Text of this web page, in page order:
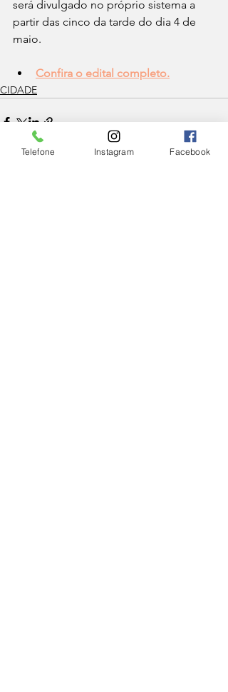
será divulgado no próprio sistema a
partir das cinco da tarde do dia 4 de
maio.
Confira o edital completo.
CIDADE
Telefone Instagram Facebook